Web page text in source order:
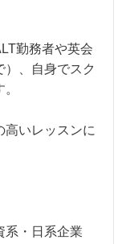
勤務者や英会
、自身でスク
高いレッスンに
系・日系企業